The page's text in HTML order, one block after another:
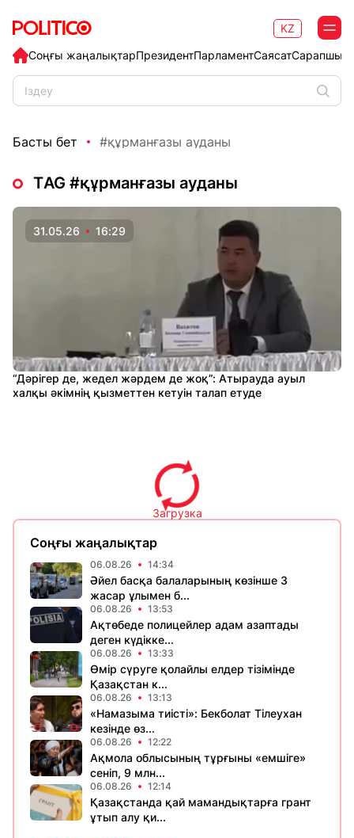
Соңғы жаңалықтарПрезидентПарламентСаясат
KZ
Басты бет #құрманғазы ауданы
ТAG #құрманғазы ауданы
31.05.26 16:29
“Дәрігер де, жедел жәрдем де жоқ”: Атырауда ауыл
халқы әкімнің қызметтен кетуін талап етуде
Загрузка
Соңғы жаңалықтар
06.08.26 14:34
Әйел басқа балаларының көзінше 3
жасар ұлымен б...
06.08.26 13:53
Ақтөбеде полицейлер адам азаптады
деген күдікке...
06.08.26 13:33
Өмір сүруге қолайлы елдер тізімінде
Қазақстан к...
06.08.26 13:13
«Намазыма тиісті»: Бекболат Тілеухан
кезінде өз...
06.08.26 12:22
Ақмола облысының тұрғыны «емшіге»
сеніп, 9 млн...
06.08.26 12:14
Қазақстанда қай мамандықтарға грант
ұтып алу қи...